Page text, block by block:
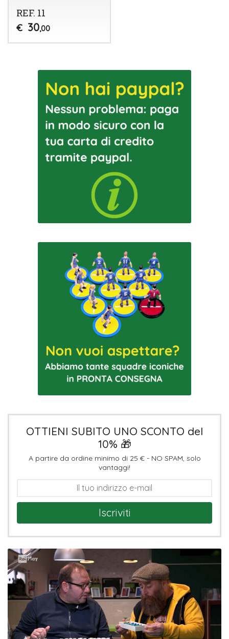
REF. 11
€ 30,00
OTTIENI SUBITO UNO SCONTO del
10% 🎁
A partire da ordine minimo di 25 € - NO SPAM, solo
vantaggi!
Iscriviti